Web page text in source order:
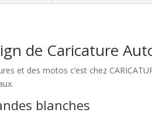
de Caricature
et des motos c’est chez
blanches